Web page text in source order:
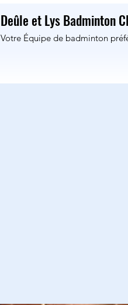
Deûle et Lys Badminton
Votre Équipe de badminton